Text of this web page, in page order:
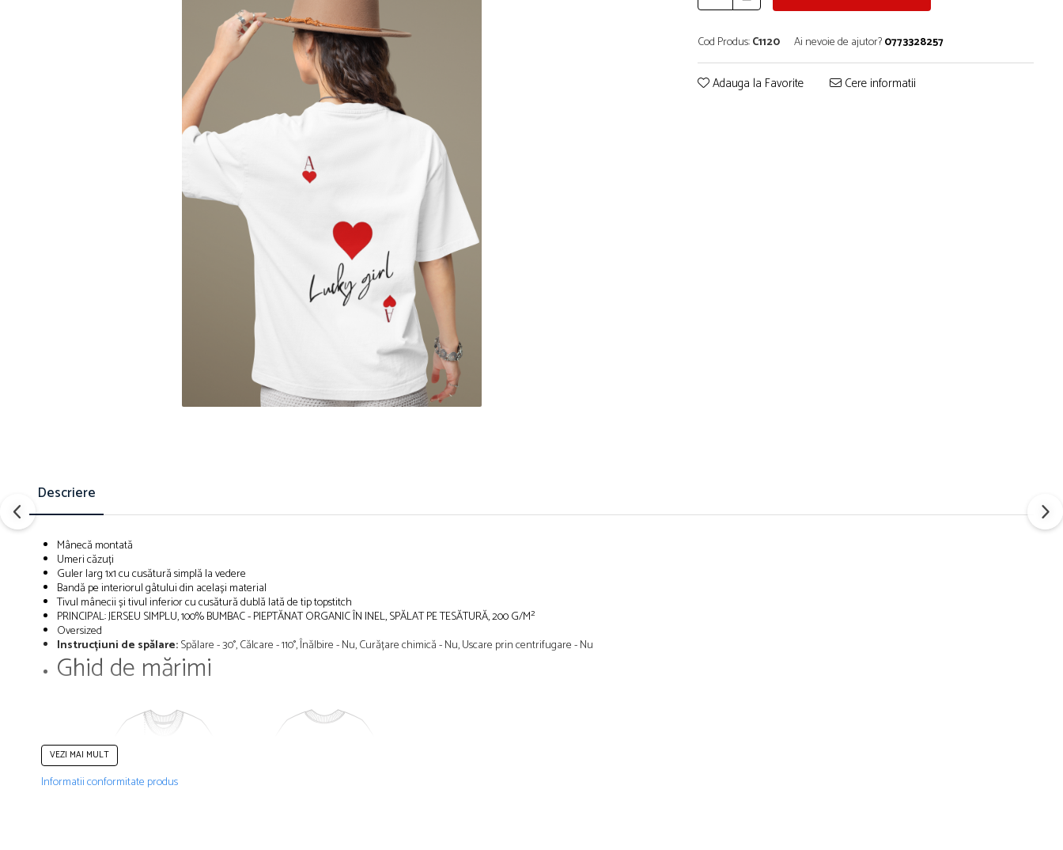
Cod Produs:C1120 Ai nevoie de ajutor?0773328257
Adauga la Favorite Cere informatii
Descriere
Mânecă montată
Umeri căzuți
Guler larg 1x1 cu cusătură simplă la vedere
Bandă pe interiorul gâtului din același material
Tivul mânecii și tivul inferior cu cusătură dublă lată de tip topstitch
PRINCIPAL: JERSEU SIMPLU, 100% BUMBAC - PIEPTĂNAT ORGANIC ÎN INEL, SPĂLAT PE TESĂTURĂ, 200 G/M²
Oversized
Instrucțiuni de spălare:Spălare - 30°, Călcare - 110°, Înălbire - Nu, Curățare chimică - Nu, Uscare prin centrifugare - Nu
Ghid de mărimi
VEZI MAI MULT
Informatii conformitate produs